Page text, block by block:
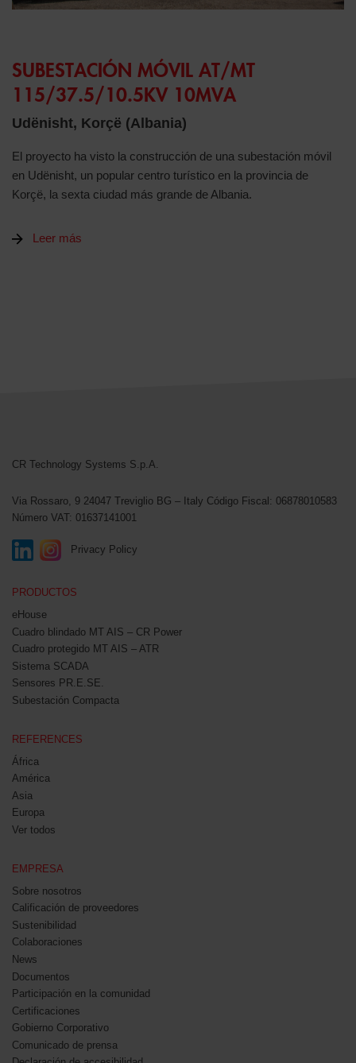
SUBESTACIÓN MÓVIL AT/MT
115/37.5/10.5KV 10MVA
Udënisht, Korçë (Albania)
El proyecto ha visto la construcción de una subestación móvil
en Udënisht, un popular centro turístico en la provincia de
Korçë, la sexta ciudad más grande de Albania.
Leer más
CR Technology Systems S.p.A.
Via Rossaro, 9 24047 Treviglio BG – Italy Código Fiscal: 06878010583
Número VAT: 01637141001
Privacy Policy
PRODUCTOS
eHouse
Cuadro blindado MT AIS – CR Power
Cuadro protegido MT AIS – ATR
Sistema SCADA
Sensores PR.E.SE.
Subestación Compacta
REFERENCES
África
América
Asia
Europa
Ver todos
EMPRESA
Sobre nosotros
Calificación de proveedores
Sustenibilidad
Colaboraciones
News
Documentos
Participación en la comunidad
Certificaciones
Gobierno Corporativo
Comunicado de prensa